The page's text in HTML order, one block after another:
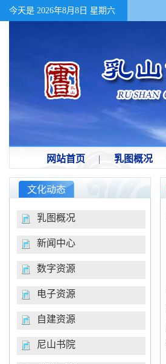
今天是 2026年8月8日 星期六
网站首页 | 乳图概况
文化动态
乳图概况
新闻中心
数字资源
电子资源
自建资源
尼山书院